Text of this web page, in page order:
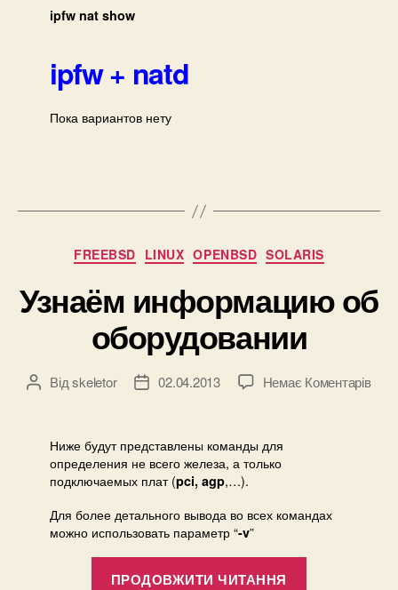
ipfw nat show
ipfw + natd
Пока вариантов нету
Категорії
FREEBSD LINUX OPENBSD SOLARIS
Узнаём информацию об
оборудовании
Автор
Відskeletor
Дата02.04.2013 Немає Коментарівдо
Ниже будут представлены команды для
определения не всего железа, а только
подключаемых плат (pci, agp,…).
Для более детального вывода во всех командах
можно использовать параметр “-v”
ПРОДОВЖИТИ ЧИТАННЯ